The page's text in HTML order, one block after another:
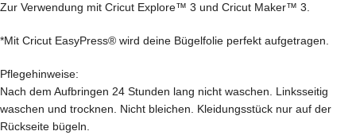
Zur Verwendung mit Cricut Explore™ 3 und Cricut Maker™ 3.
*Mit Cricut EasyPress® wird deine Bügelfolie perfekt aufgetragen.
Pflegehinweise:
Nach dem Aufbringen 24 Stunden lang nicht waschen. Linksseitig
waschen und trocknen. Nicht bleichen. Kleidungsstück nur auf der
Rückseite bügeln.